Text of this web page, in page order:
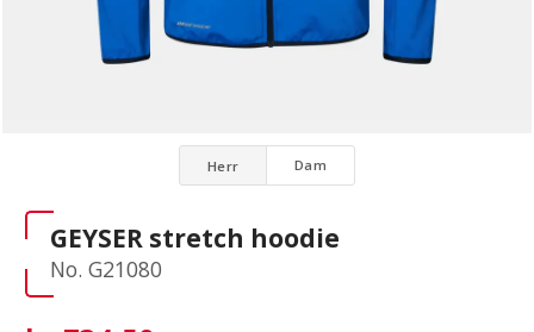
Herr Dam
GEYSER stretch hoodie
No. G21080